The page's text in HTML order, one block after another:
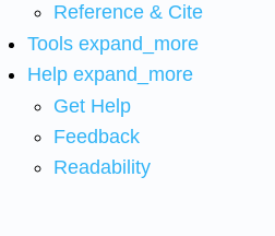
Reference & Cite
Tools expand_more
Help expand_more
Get Help
Feedback
Readability